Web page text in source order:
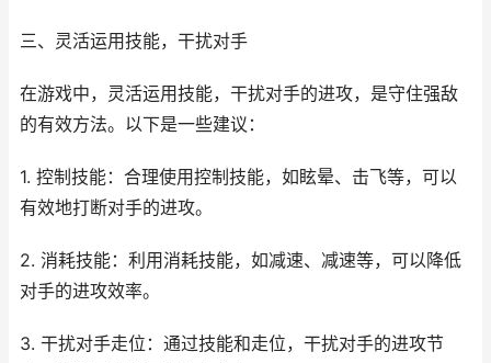
三、灵活运用技能，干扰对手
在游戏中，灵活运用技能，干扰对手的进攻，是守住强敌
的有效方法。以下是一些建议：
1. 控制技能：合理使用控制技能，如眩晕、击飞等，可以
有效地打断对手的进攻。
2. 消耗技能：利用消耗技能，如减速、减速等，可以降低
对手的进攻效率。
3. 干扰对手走位：通过技能和走位，干扰对手的进攻节